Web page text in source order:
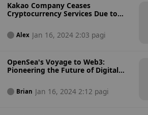
Kakao Company Ceases
Cryptocurrency Services Due to
Alex Jan 16, 2024 2:03 pagi
OpenSea's Voyage to Web3:
Pioneering the Future of Digital
Brian Jan 16, 2024 2:12 pagi